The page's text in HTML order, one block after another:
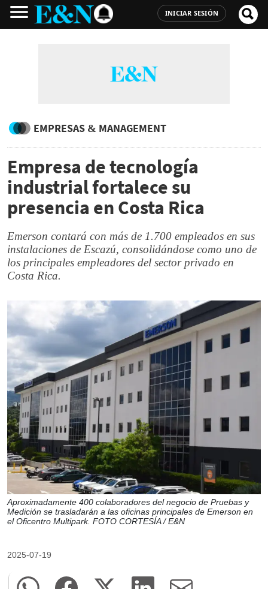
INICIAR SESIÓN
EMPRESAS & MANAGEMENT
Empresa de tecnología
industrial fortalece su
presencia en Costa Rica
Emerson contará con más de 1.700 empleados en sus
instalaciones de Escazú, consolidándose como uno de
los principales empleadores del sector privado en
Costa Rica.
Aproximadamente 400 colaboradores del negocio de Pruebas y
Medición se trasladarán a las oficinas principales de Emerson en
el Oficentro Multipark. FOTO CORTESÍA / E&N
2025-07-19